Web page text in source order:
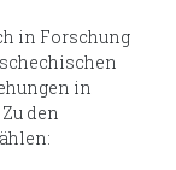
in Forschung
in
den